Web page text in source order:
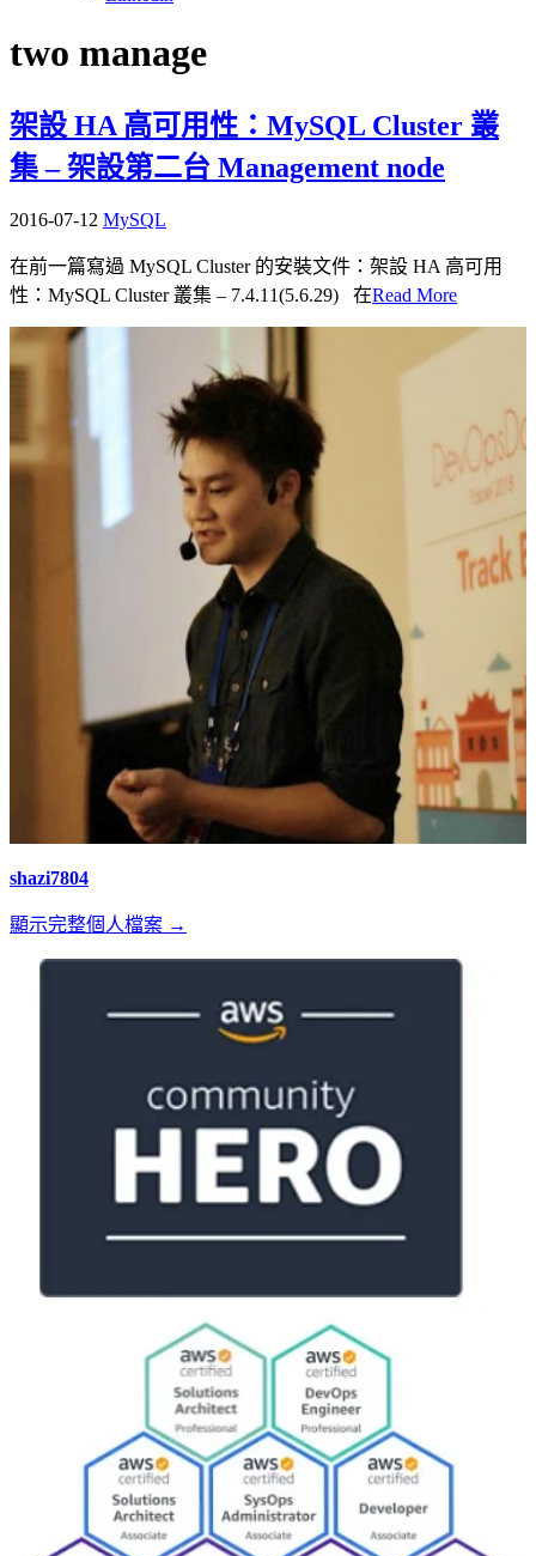
two manage
架設 HA 高可用性：MySQL Cluster 叢
集 – 架設第二台 Management node
2016-07-12 MySQL
在前一篇寫過 MySQL Cluster 的安裝文件：架設 HA 高可用
性：MySQL Cluster 叢集 – 7.4.11(5.6.29) 在Read More
shazi7804
顯示完整個人檔案 →